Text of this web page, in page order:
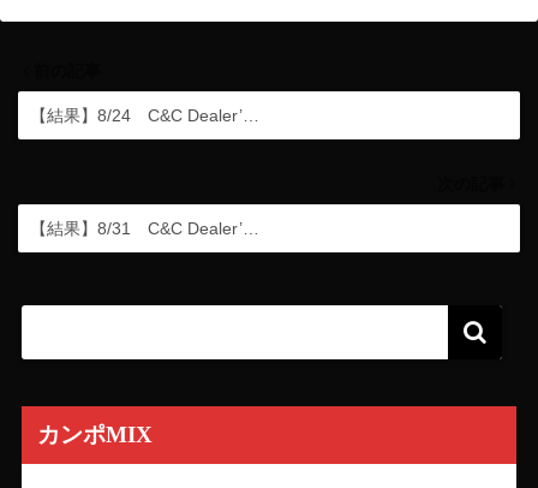
【結果】8/24 C&C Dealer’…
【結果】8/31 C&C Dealer’…
カンポMIX